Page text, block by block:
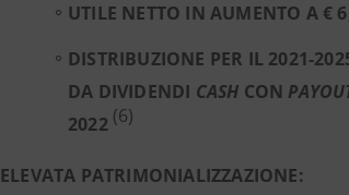
UTILE NETTO IN AUMENTO A €
DISTRIBUZIONE PER IL 2021-
DA DIVIDENDI CASH CON
2022 (6)
ELEVATA PATRIMONIALIZZAZIONE: